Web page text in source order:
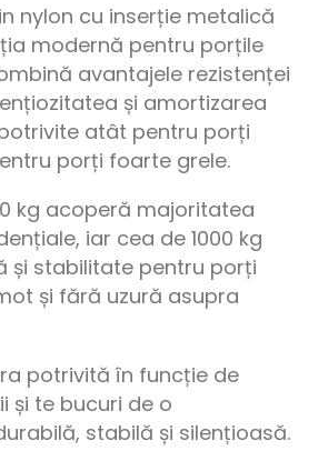
nylon cu inserție metalică
modernă pentru porțile
avantajele rezistenței
și amortizarea
atât pentru porți
porți foarte grele.
kg acoperă majoritatea
iar cea de 1000 kg
și stabilitate pentru porți
și fără uzură asupra
potrivită în funcție de
și te bucuri de o
stabilă și silențioasă.